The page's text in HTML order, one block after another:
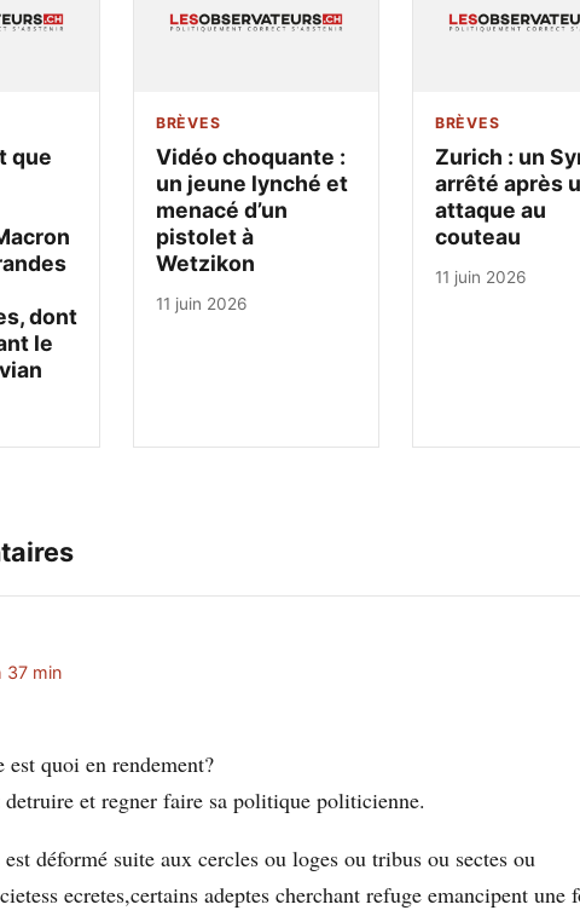
que
dont
le
BRÈVES
Vidéo choquante :
un jeune lynché et
menacé d’un
pistolet à
Wetzikon
11 juin 2026
BRÈVES
Zurich : un
arrêté après
attaque au
couteau
11 juin 2026
37 min
est quoi en rendement?
et regner faire sa politique politicienne.
déformé suite aux cercles ou loges ou tribus ou sectes ou
ecretes,certains adeptes cherchant refuge emancipent une